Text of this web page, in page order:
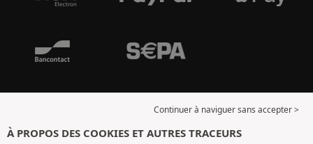
Continuer à naviguer sans accepter >
À PROPOS DES COOKIES ET AUTRES TRACEURS